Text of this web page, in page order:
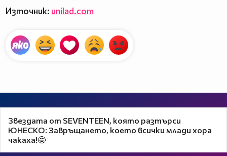
Източник: unilad.com
Звездата от SEVENTEEN, която разтърси
ЮНЕСКО: Завръщането, което всички млади хора
чакаха!🤩